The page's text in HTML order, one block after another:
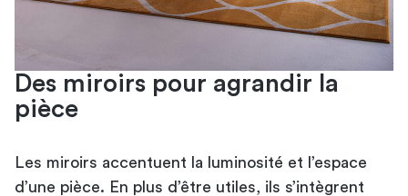
Des miroirs pour agrandir la
pièce
Les miroirs accentuent la luminosité et l’espace
d’une pièce. En plus d’être utiles, ils s’intègrent